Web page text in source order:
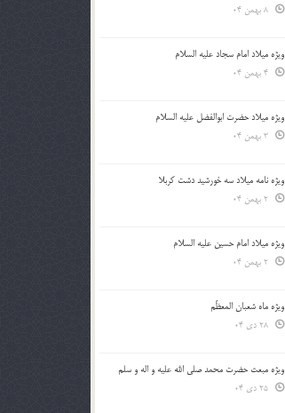
ویژه میلاد امام سجاد علیه السلام
ویژه میلاد حضرت ابوالفضل علیه السلام
ویژه نامه میلاد سه خورشید دشت کربلا
ویژه میلاد امام حسین علیه السلام
ویژه ماه شعبان المعظّم
ویژه مبعث حضرت محمد صلی الله علیه و اله و سلم